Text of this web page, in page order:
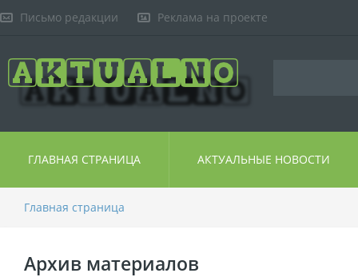
Письмо редакции Реклама на проекте
ГЛАВНАЯ СТРАНИЦА АКТУАЛЬНЫЕ НОВОСТИ
Главная страница
Архив материалов